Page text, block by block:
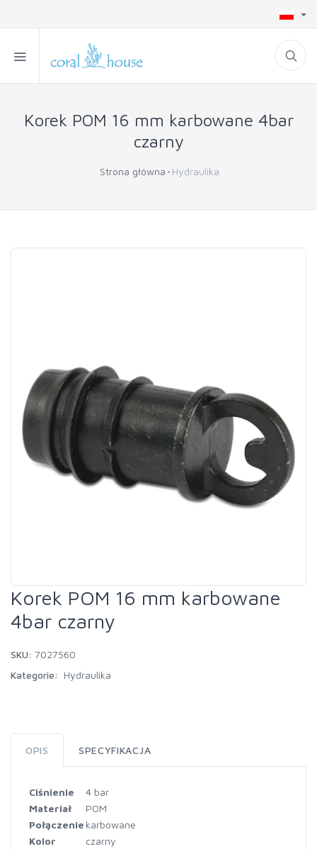
Korek POM 16 mm karbowane 4bar
czarny
Strona główna Hydraulika
Korek POM 16 mm karbowane
4bar czarny
SKU: 7027560
Kategorie:
Hydraulika
OPIS SPECYFIKACJA
Ciśnienie
4 bar
Materiał
POM
Połączenie karbowane
Kolor
czarny